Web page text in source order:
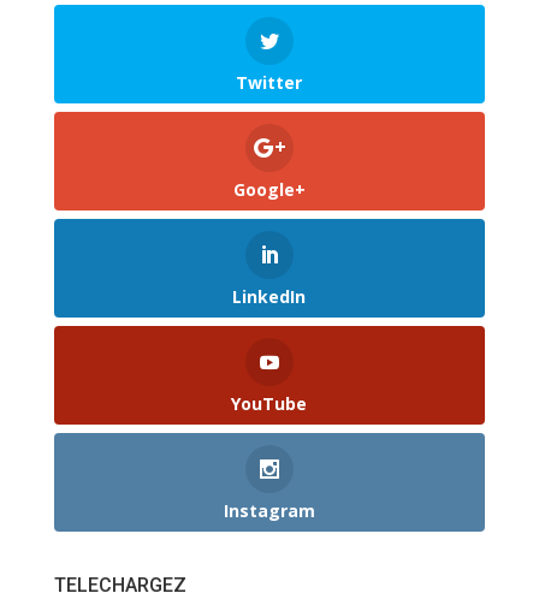
Twitter
Google+
LinkedIn
YouTube
Instagram
TELECHARGEZ